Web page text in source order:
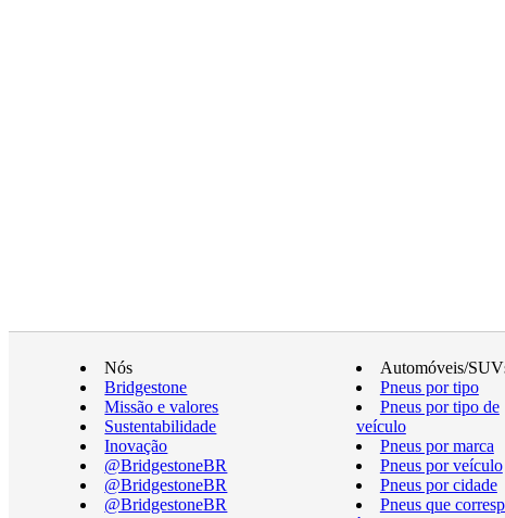
Nós
Bridgestone
Missão e valores
Sustentabilidade
Inovação
@BridgestoneBR
@BridgestoneBR
@BridgestoneBR
Automóveis/
Pneus por tipo
Pneus por tipo de
veículo
Pneus por marca
Pneus por veículo
Pneus por cidade
Pneus que